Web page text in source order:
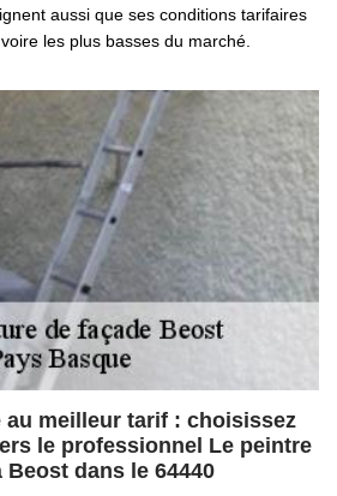
aussi que ses conditions tarifaires
les plus basses du marché.
au meilleur tarif : choisissez
le professionnel Le peintre
dans le 64440